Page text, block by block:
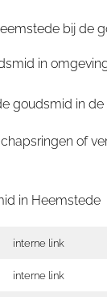
bij de
in
goudsmid in
of
in Heemstede
interne link
interne link